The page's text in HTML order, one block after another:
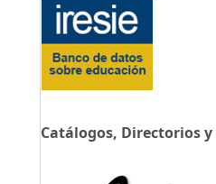
Catálogos, Directorios